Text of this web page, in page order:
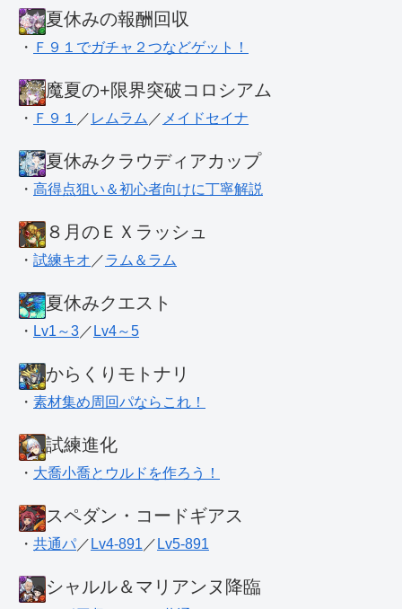
夏休みの報酬回収
・ Ｆ９１でガチャ２つなどゲット！
魔夏の+限界突破コロシアム
・ Ｆ９１ ／ レムラム ／ メイドセイナ
夏休みクラウディアカップ
・ 高得点狙い＆初心者向けに丁寧解説
８月のＥＸラッシュ
・ 試練キオ ／ラム＆ラム
夏休みクエスト
・ Lv1～3 ／ Lv4～5
からくりモトナリ
・ 素材集め周回パならこれ！
試練進化
・ 大喬小喬とウルドを作ろう！
スペダン・コードギアス
・ 共通パ ／ Lv4-891 ／ Lv5-891
シャルル＆マリアンヌ降臨